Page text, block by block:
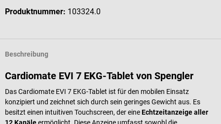
Produktnummer: 103324.0
Beschreibung
Cardiomate EVI 7 EKG-Tablet von Spengler
Das Cardiomate EVI 7 EKG-Tablet ist für den mobilen Einsatz
konzipiert und zeichnet sich durch sein geringes Gewicht aus. Es
besitzt einen intuitiven Touchscreen, der eineEchtzeitanzeige aller
12 Kanäleermöglicht. Diese Anzeige umfasst sowohl die